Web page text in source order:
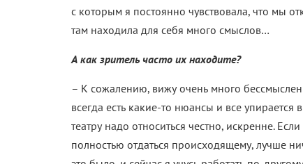
с которым я постоянно чувствовала, что мы
там находила для себя много смыслов…
А как зритель часто их находите?
– К сожалению, вижу очень много
всегда есть какие-то нюансы и все
театру надо относиться честно, искренне.
полностью отдаться происходящему, лучше